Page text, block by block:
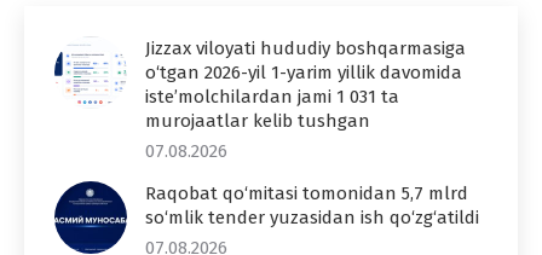
Jizzax viloyati hududiy boshqarmasiga
o‘tgan 2026-yil 1-yarim yillik davomida
iste’molchilardan jami 1 031 ta
murojaatlar kelib tushgan
07.08.2026
Raqobat qo‘mitasi tomonidan 5,7 mlrd
so‘mlik tender yuzasidan ish qo‘zg‘atildi
07.08.2026